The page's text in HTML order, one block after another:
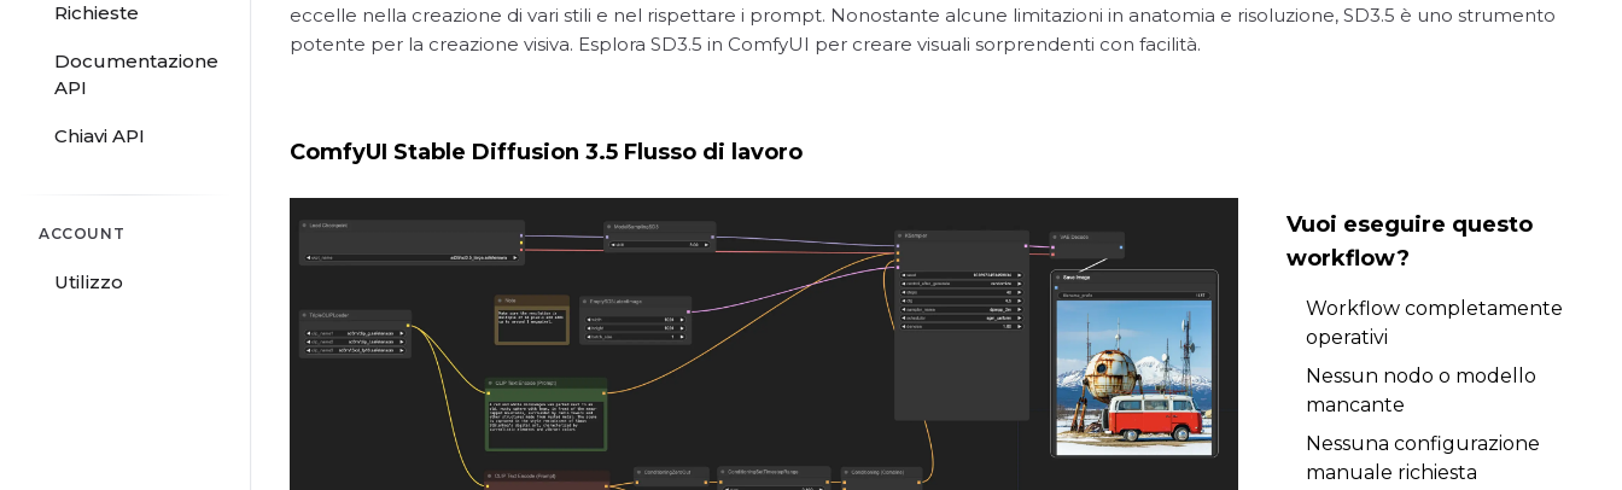
Richieste
Documentazione
API
Chiavi API
ACCOUNT
Utilizzo
eccelle nella creazione di vari stili e nel rispettare i prompt. Nonostante alcune limitazioni in anatomia e risoluzione, SD3.5 è uno strumento
potente per la creazione visiva. Esplora SD3.5 in ComfyUI per creare visuali sorprendenti con facilità.
ComfyUI Stable Diffusion 3.5 Flusso di lavoro
Vuoi eseguire questo
workflow?
Workflow completamente
operativi
Nessun nodo o modello
mancante
Nessuna configurazione
manuale richiesta